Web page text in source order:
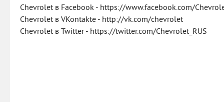
Chevrolet в Facebook - https://www.facebook.com/
Chevrolet в VKontakte - http://vk.com/chevrolet
Chevrolet в Twitter - https://twitter.com/Chevrolet_RUS